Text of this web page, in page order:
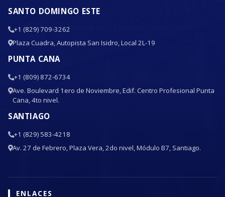
SANTO DOMINGO ESTE
+1 (829) 709-3262
Plaza Cuadra, Autopista San Isidro, Local 2L-19
PUNTA CANA
+1 (809) 872-6734
Ave. Boulevard 1ero de Noviembre, Edif. Centro Profesional Punta
Cana, 4to nivel.
SANTIAGO
+1 (829) 583-4218
Av. 27 de Febrero, Plaza Vera, 2do nivel, Módulo B7, Santiago.
ENLACES